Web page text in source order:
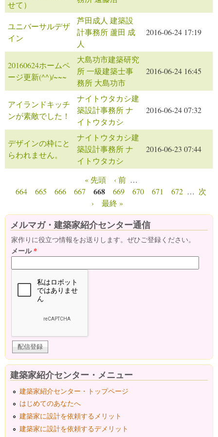
せて）
ユニバーサルデザ
イン
芦田成人 建築設
計事務所 蘆田 成
人
2016-06-24 17:19
20160624ホームペ
ージ更新(^^)/~~~
大島功市建築研究
所 一級建築士事
務所 大島功市
2016-06-24 16:45
アイランドキッチ
ンが素敵でした！
ナイトウタカシ建
築設計事務所 ナ
イトウタカシ
2016-06-24 07:32
デザインの枠にと
らわれません。
ナイトウタカシ建
築設計事務所 ナ
イトウタカシ
2016-06-23 07:44
ページ « 先頭 ‹ 前 …
664
665 666 667 668 669 670 671 672 … 次
›
最終 »
メルマガ・建築家紹介センター通信
家作りに役立つ情報をお送りします。ぜひご登録ください。
メール*
建築家紹介センター・メニュー
建築家紹介センター・トップページ
はじめてのあなたへ
建築家に設計を依頼するメリット
建築家に設計を依頼するデメリット